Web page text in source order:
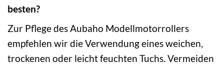
besten?
Zur Pflege des Aubaho Modellmotorrollers
empfehlen wir die Verwendung eines weichen,
trockenen oder leicht feuchten Tuchs. Vermeiden